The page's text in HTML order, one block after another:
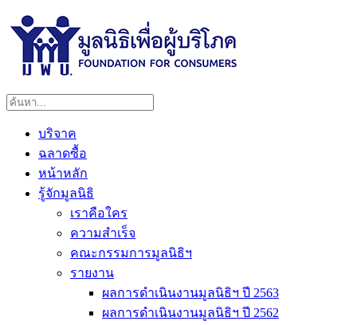
บริจาค
ฉลาดซื้อ
หน้าหลัก
รู้จักมูลนิธิ
เราคือใคร
ความสำเร็จ
คณะกรรมการมูลนิธิฯ
รายงาน
ผลการดำเนินงานมูลนิธิฯ ปี 2563
ผลการดำเนินงานมูลนิธิฯ ปี 2562